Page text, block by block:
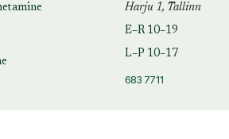
Harju 1, Tallinn
E–R 10–19
L–P 10–17
683 7711